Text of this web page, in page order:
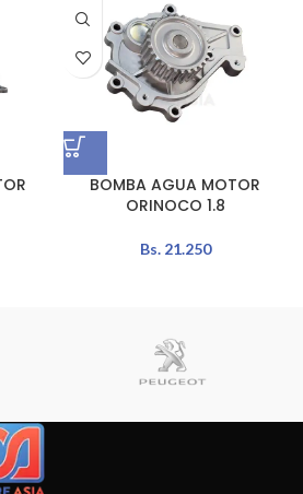
BOMBA AGUA MOTOR
ORINOCO 1.8
Bs.21.250